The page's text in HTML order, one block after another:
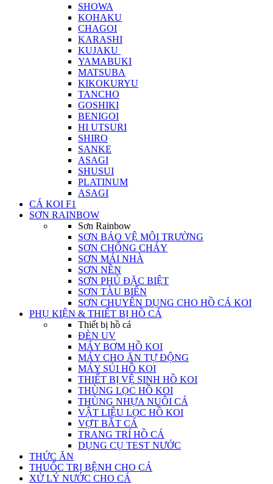
SHOWA
KOHAKU
CHAGOI
KARASHI
KUJAKU
YAMABUKI
MATSUBA
KIKOKURYU
TANCHO
GOSHIKI
BENIGOI
HI UTSURI
SHIRO
SANKE
ASAGI
SHUSUI
PLATINUM
ASAGI
CÁ KOI F1
SƠN RAINBOW
Sơn Rainbow
SƠN BẢO VỆ MÔI TRƯỜNG
SƠN CHỐNG CHÁY
SƠN MÁI NHÀ
SƠN NỀN
SƠN PHỦ ĐẶC BIỆT
SƠN TÀU BIỂN
SƠN CHUYÊN DỤNG CHO HỒ CÁ KOI
PHỤ KIỆN & THIẾT BỊ HỒ CÁ
Thiết bị hồ cá
ĐÈN UV
MÁY BƠM HỒ KOI
MÁY CHO ĂN TỰ ĐỘNG
MÁY SỦI HỒ KOI
THIẾT BỊ VỆ SINH HỒ KOI
THÙNG LỌC HỒ KOI
THÙNG NHỰA NUÔI CÁ
VẬT LIỆU LỌC HỒ KOI
VỢT BẮT CÁ
TRANG TRÍ HỒ CÁ
DỤNG CỤ TEST NƯỚC
THỨC ĂN
THUỐC TRỊ BỆNH CHO CÁ
XỬ LÝ NƯỚC CHO CÁ